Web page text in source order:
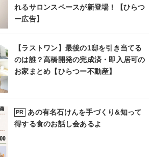
れるサロンスペースが新登場！【ひらつ
ー広告】
【ラストワン】最後の1邸を引き当てる
のは誰？高橋開発の完成済・即入居可の
お家まとめ【ひらつー不動産】
PR
あの有名石けんを手づくり&知って
得する食のお話し会あるよ